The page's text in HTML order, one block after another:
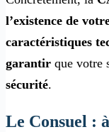
l’existence de
caractéristiques
garantir que votre
sécurité.
Le Consuel :